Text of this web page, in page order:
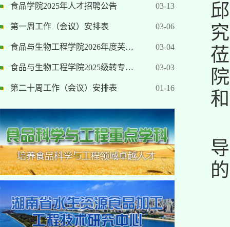
食品学院2025年人才招聘公告 03-13
第一周工作（会议）安排表 03-06
食品与生物工程学院2026年度芙… 03-04
食品与生物工程学院2025级转专… 03-03
第二十周工作（会议）安排表 01-16